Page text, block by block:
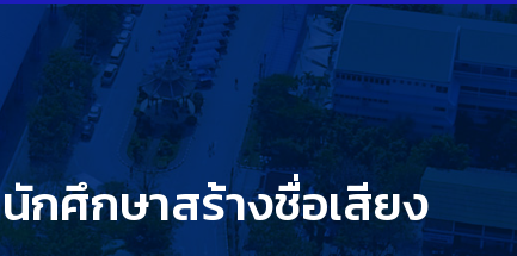
นักศึกษาสร้างชื่อเสียง